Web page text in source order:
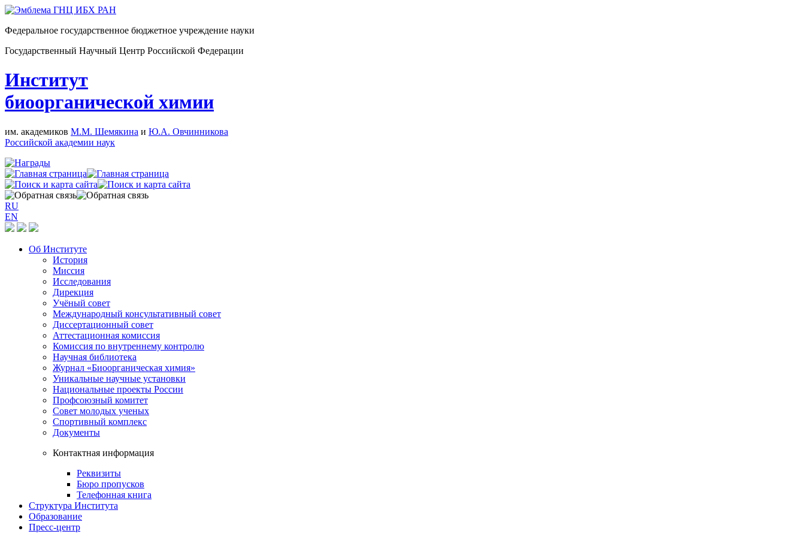
Федеральное государственное бюджетное учреждение науки
Государственный Научный Центр Российской Федерации
Институт
биоорганической химии
им. академиков М.М. Шемякина и Ю.А. Овчинникова
Российской академии наук
RU
EN
Об Институте
История
Миссия
Исследования
Дирекция
Учёный совет
Международный консультативный совет
Диссертационный совет
Аттестационная комиссия
Комиссия по внутреннему контролю
Научная библиотека
Журнал «Биоорганическая химия»
Уникальные научные установки
Национальные проекты России
Профсоюзный комитет
Совет молодых ученых
Спортивный комплекс
Документы
Контактная информация
Реквизиты
Бюро пропусков
Телефонная книга
Структура Института
Образование
Пресс-центр